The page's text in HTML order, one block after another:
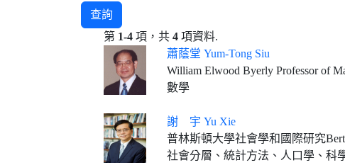
查詢
第 1-4 項，共 4 項資料.
蕭蔭堂 Yum-Tong Siu
William Elwood Byerly Professor of
數學
謝 宇 Yu Xie
普林斯頓大學社會學和國際研究Bert G. Kerstetter '66
社會分層、統計方法、人口學、科